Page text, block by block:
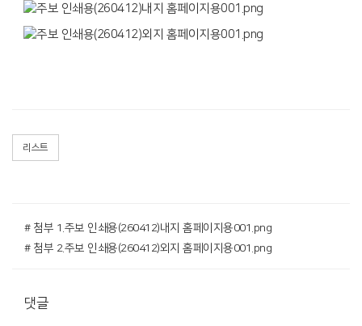
리스트
# 첨부 1.주보 인쇄용(260412)내지 홈페이지용001.png
# 첨부 2.주보 인쇄용(260412)외지 홈페이지용001.png
댓글